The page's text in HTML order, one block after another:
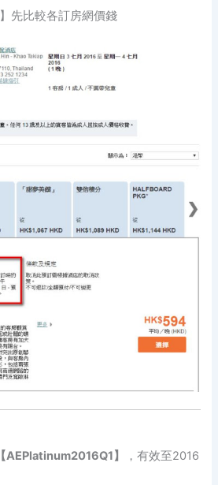
】先比較各訂房網價錢
【AEPlatinum2016Q1】
，有效至2016